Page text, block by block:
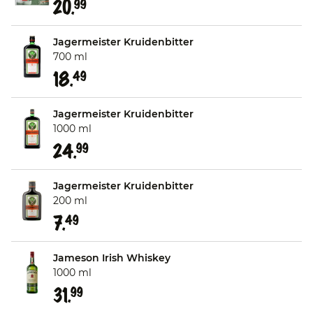
20.99
Jagermeister Kruidenbitter
700 ml
18.49
Jagermeister Kruidenbitter
1000 ml
24.99
Jagermeister Kruidenbitter
200 ml
7.49
Jameson Irish Whiskey
1000 ml
31.99